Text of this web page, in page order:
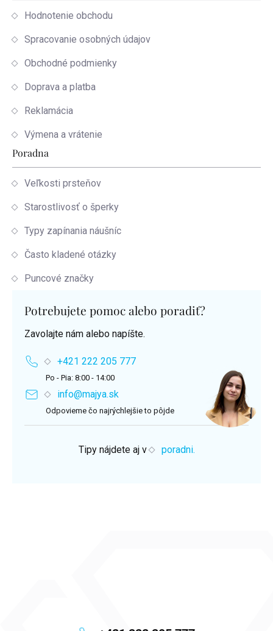
Hodnotenie obchodu
Spracovanie osobných údajov
Obchodné podmienky
Doprava a platba
Reklamácia
Výmena a vrátenie
Poradna
Veľkosti prsteňov
Starostlivosť o šperky
Typy zapínania náušníc
Často kladené otázky
Puncové značky
Potrebujete pomoc alebo poradiť?
Zavolajte nám alebo napíšte.
+421 222 205 777
Po - Pia: 8:00 - 14:00
info@majya.sk
Odpovieme čo najrýchlejšie to pôjde
Tipy nájdete aj v poradni.